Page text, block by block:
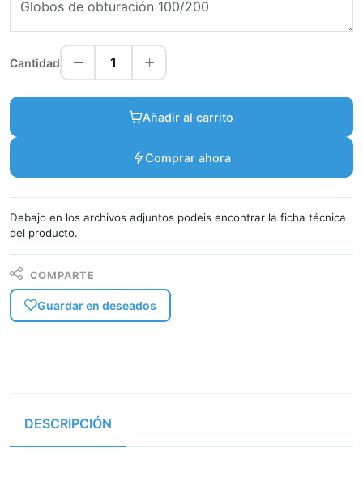
Cantidad 1
Añadir al carrito
Comprar ahora
Debajo en los archivos adjuntos podeis encontrar la ficha técnica
del producto.
COMPARTE
Guardar en deseados
DESCRIPCIÓN